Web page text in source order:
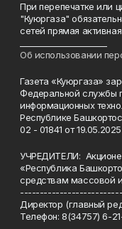
При перепечатке или
"Куюргаза"
сетей прямая
Об использовании
Газета «Куюргаза»
Федеральной службы
информационных
Республике
02 - 01841 от 19.05.2025
УЧРЕДИТЕЛИ:
«Республика
средствам массовой
Директор (главный
Телефон: 8(34757) 6-